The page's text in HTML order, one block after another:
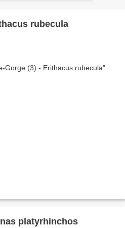
rubecula
platyrhinchos